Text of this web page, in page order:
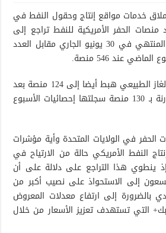
خدمات مواقع إنتاج وحقول النفط في
منصات الحفر الأمريكية للنفط تراجع إلى
545 منصة في الأسبوع المنتهي في 30 يونيو الجاري مقابل العدد
عند 546 منصة.
وأضافت أن عدد منصات الغاز الطبيعي هبط أيضا إلى 124 منصة بعد
أن فقد ستة منصات مقارنة بـ 130 منصة سجلتها إحصائيات الأسبوع
الحفر في الولايات المتحدة وأية مؤشرات
النفط الأمريكي حالة من الارتياح في
ينطوي هذا التراجع على دلالة على أن
يسعون إلى الاستحواذ على نصيب أكبر من
بالضرورة إلى ارتفاع معدلات المعروض
التي تستهدف تعزيز الأسعار من خلال